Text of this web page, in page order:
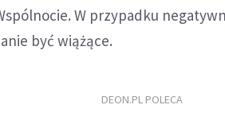
W przypadku
być wiążące.
DEON.PL POLECA